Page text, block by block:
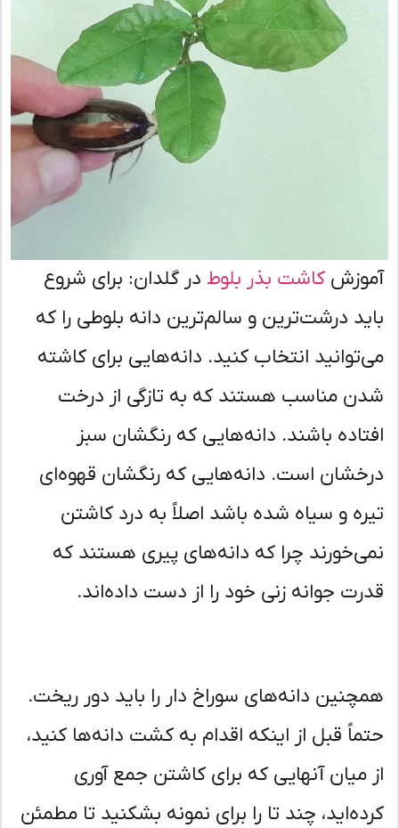
کاشت بذر بلوطدر گلدان: برای شروع
درشت‌ترین و سالم‌ترین دانه بلوطی را که
انتخاب کنید. دانه‌هایی برای کاشته
مناسب هستند که به تازگی از درخت
باشند. دانه‌هایی که رنگشان سبز
است. دانه‌هایی که رنگشان قهوه‌ای
و سیاه شده باشد اصلاً به درد کاشتن
چرا که دانه‌های پیری هستند که
جوانه زنی خود را از دست داده‌اند.
دانه‌های سوراخ دار را باید دور ریخت.
قبل از اینکه اقدام به کشت دانه‌ها کنید،
میان آنهایی که برای کاشتن جمع آوری
چند تا را برای نمونه بشکنید تا مطمئن